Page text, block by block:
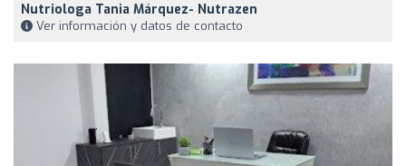
Nutriologa Tania Márquez- Nutrazen
Ver información y datos de contacto